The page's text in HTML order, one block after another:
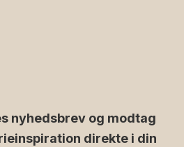
nyhedsbrev og modtag
direkte i din